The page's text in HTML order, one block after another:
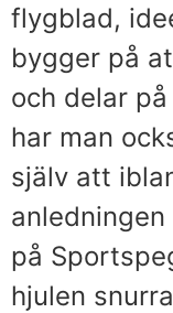
flygblad,
bygger på
och delar
har man
själv att
på
hjulen